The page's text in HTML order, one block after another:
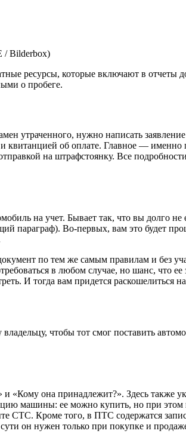
/ Bilderbox)
ресурсы, которые включают в отчеты
о пробеге.
утраченного, нужно написать
об оплате. Главное — именно
на штрафстоянку. Все
на учет. Бывает так, что вы долго
параграф). Во-первых, вам это будет
по тем же самым правилам и без
в любом случае, но шанс, что ее
И тогда вам придется раскошелиться на
чтобы тот смог поставить
«Кому она принадлежит?». Здесь также
машины: ее можно купить, но при этом
СТС. Кроме того, в ПТС содержатся
он нужен только при покупке и